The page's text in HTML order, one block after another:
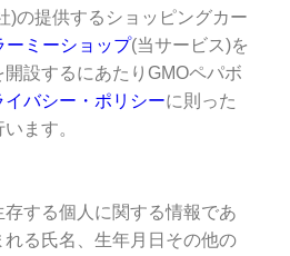
)の提供するショッピングカー
ーミーショップ(当サービス)を
設するにあたりGMOペパボ
イバシー・ポリシーに則った
ます。
存する個人に関する情報であ
る氏名、生年月日その他の